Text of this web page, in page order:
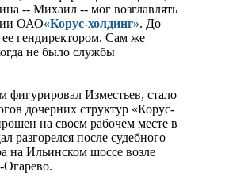
-- Михаил -- мог возглавлять
ОАО«Корус-холдинг». До
ее гендиректором. Сам же
не было службы
Изместьев, стало
дочерних структур «Корус-
на своем рабочем месте в
разгорелся после судебного
на Ильинском шоссе возле